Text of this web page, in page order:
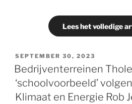
Lees het volledige
SEPTEMBER 30, 2023
Bedrijventerreinen
‘schoolvoorbeeld’
Klimaat en Energie Rob